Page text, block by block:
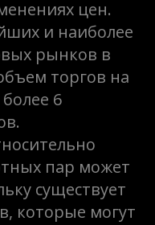
цен.
и наиболее
рынков в
торгов на
6
пар может
существует
которые могут